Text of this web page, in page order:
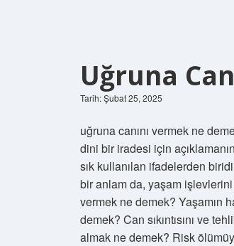
Uğruna
Tarih: Şubat 25, 2025
uğruna canını vermek ne
dini bir iradesi için
sık kullanılan ifadelerden
bir anlam da, yaşam
vermek ne demek? Yaşamın
demek? Can sıkıntısını ve
almak ne demek? Risk